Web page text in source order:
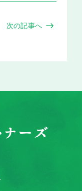
次の記事へ